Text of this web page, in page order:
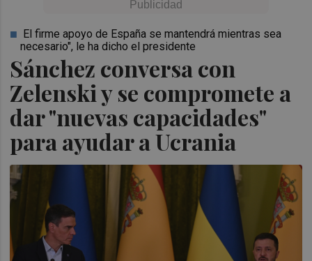
Sánchez conversa con
Zelenski y se compromete a
dar "nuevas capacidades"
para ayudar a Ucrania
El firme apoyo de España se mantendrá mientras sea
necesario", le ha dicho el presidente